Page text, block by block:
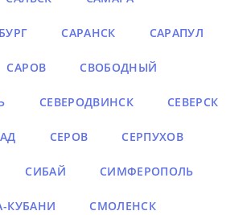
САРАНСК САРАПУЛ
САРОВ СВОБОДНЫЙ
СЕВЕРОДВИНСК СЕВЕРСК
СЕРОВ СЕРПУХОВ
СИБАЙ СИМФЕРОПОЛЬ
КУБАНИ СМОЛЕНСК